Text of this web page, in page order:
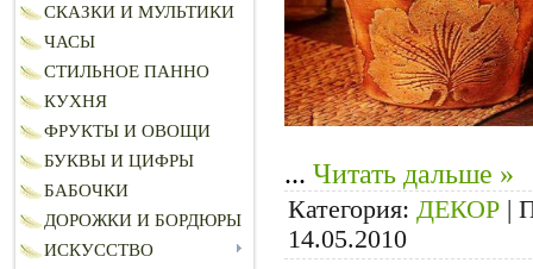
СКАЗКИ И МУЛЬТИКИ
ЧАСЫ
СТИЛЬНОЕ ПАННО
КУХНЯ
ФРУКТЫ И ОВОЩИ
БУКВЫ И ЦИФРЫ
БАБОЧКИ
ДОРОЖКИ И БОРДЮРЫ
ИСКУССТВО
... Читать дальше »
Категория: ДЕКОР |
14.05.2010